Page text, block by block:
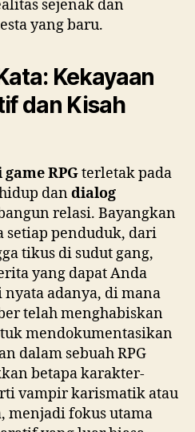
sejenak dan
yang baru.
Kekayaan
dan Kisah
RPGterletak pada
dandialog
relasi. Bayangkan
setiap penduduk, dari
tikus di sudut gang,
yang dapat Anda
adanya, di mana
telah menghabiskan
mendokumentasikan
dalam sebuah RPG
betapa karakter-
vampir karismatik atau
menjadi fokus utama